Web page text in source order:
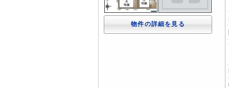
物件の詳細を見る